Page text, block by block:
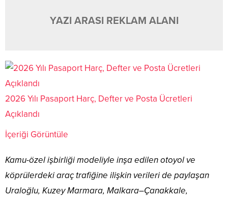
YAZI ARASI REKLAM ALANI
2026 Yılı Pasaport Harç, Defter ve Posta Ücretleri
Açıklandı
İçeriği Görüntüle
Kamu-özel işbirliği modeliyle inşa edilen otoyol ve
köprülerdeki araç trafiğine ilişkin verileri de paylaşan
Uraloğlu, Kuzey Marmara, Malkara–Çanakkale,